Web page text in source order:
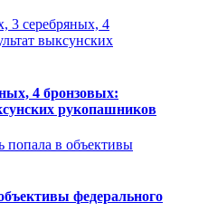
4 бронзовых:
рукопашников
федерального